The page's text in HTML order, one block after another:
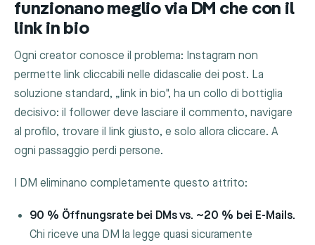
funzionano meglio via DM che con il
link in bio
Ogni creator conosce il problema: Instagram non
permette link cliccabili nelle didascalie dei post. La
soluzione standard, „link in bio", ha un collo di bottiglia
decisivo: il follower deve lasciare il commento, navigare
al profilo, trovare il link giusto, e solo allora cliccare. A
ogni passaggio perdi persone.
I DM eliminano completamente questo attrito:
90 % Öffnungsrate bei DMs vs. ~20 % bei E-Mails.
Chi riceve una DM la legge quasi sicuramente